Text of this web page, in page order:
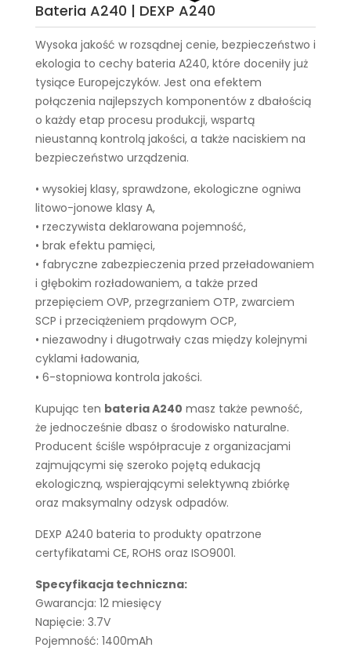
Bateria A240 | DEXP A240
Wysoka jakość w rozsądnej cenie, bezpieczeństwo i
ekologia to cechy bateria A240, które doceniły już
tysiące Europejczyków. Jest ona efektem
połączenia najlepszych komponentów z dbałością
o każdy etap procesu produkcji, wspartą
nieustanną kontrolą jakości, a także naciskiem na
bezpieczeństwo urządzenia.
• wysokiej klasy, sprawdzone, ekologiczne ogniwa
litowo-jonowe klasy A,
• rzeczywista deklarowana pojemność,
• brak efektu pamięci,
• fabryczne zabezpieczenia przed przeładowaniem
i głębokim rozładowaniem, a także przed
przepięciem OVP, przegrzaniem OTP, zwarciem
SCP i przeciążeniem prądowym OCP,
• niezawodny i długotrwały czas między kolejnymi
cyklami ładowania,
• 6-stopniowa kontrola jakości.
Kupując ten bateria A240 masz także pewność,
że jednocześnie dbasz o środowisko naturalne.
Producent ściśle współpracuje z organizacjami
zajmującymi się szeroko pojętą edukacją
ekologiczną, wspierającymi selektywną zbiórkę
oraz maksymalny odzysk odpadów.
DEXP A240 bateria to produkty opatrzone
certyfikatami CE, ROHS oraz ISO9001.
Specyfikacja techniczna:
Gwarancja: 12 miesięcy
Napięcie: 3.7V
Pojemność: 1400mAh